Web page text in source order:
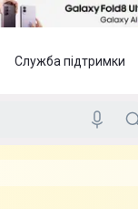
Служба підтримки